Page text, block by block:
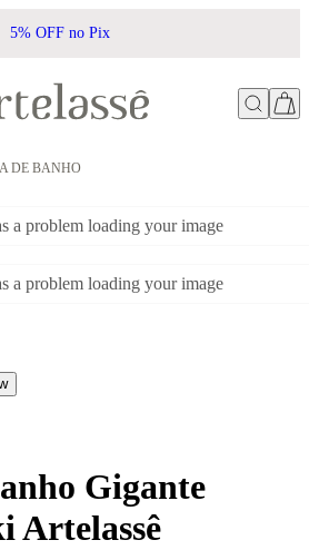
5% OFF no Pix
DE BANHO
a problem loading your image
a problem loading your image
Gigante
Artelassê